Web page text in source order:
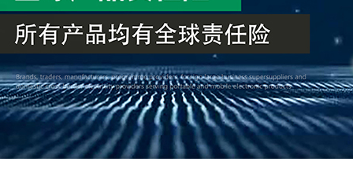
常规镍氢电池
家标准的制定